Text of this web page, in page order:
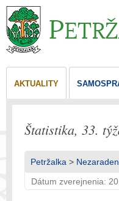
AKTUALITY
Štatistika, 33.
Petržalka >
Dátum zverejnenia: